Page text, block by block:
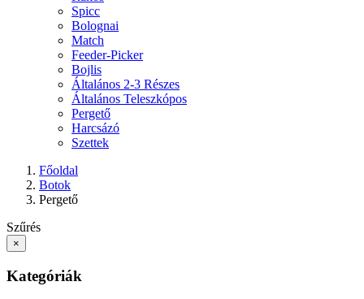
Spicc
Bolognai
Match
Feeder-Picker
Bojlis
Általános 2-3 Részes
Általános Teleszkópos
Pergető
Harcsázó
Szettek
Főoldal
Botok
Pergető
Szűrés
×
Kategóriák